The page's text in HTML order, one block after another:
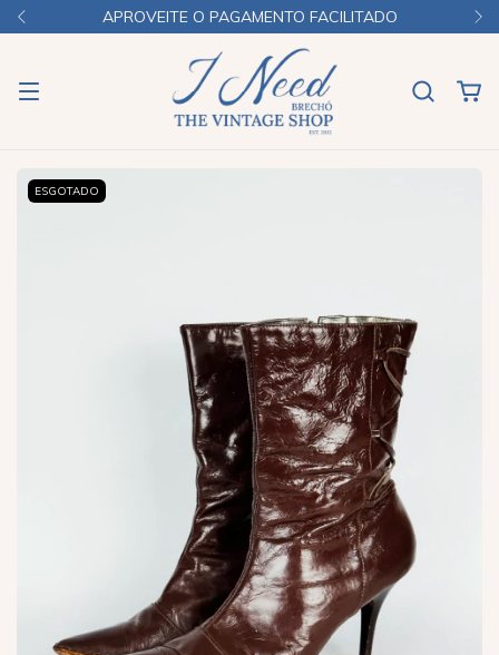
APROVEITE O PAGAMENTO FACILITADO
ESGOTADO